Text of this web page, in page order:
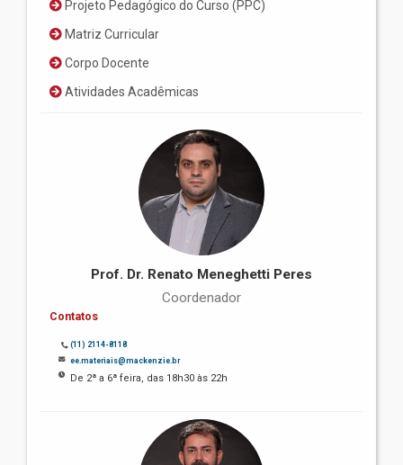
Projeto Pedagógico do Curso (PPC)
Matriz Curricular
Corpo Docente
Atividades Acadêmicas
Prof. Dr. Renato Meneghetti Peres
Coordenador
Contatos
(11) 2114-8118
ee.materiais@mackenzie.br
De 2ª a 6ª feira, das 18h30 às 22h